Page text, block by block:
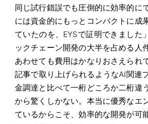
同じ試行錯誤でも圧倒的に効率的に
には資金的にもっとコンパクトに成
ていたのを、EYSで証明できました
ックチェーン開発の大半を占める人
あわせても費用はかなりおさえられ
記事で取り上げられるようなAI関連
金調達と比べて一桁どころか二桁違
から驚くしかない。本当に優秀なエ
ているからこそ、効率的な開発が可